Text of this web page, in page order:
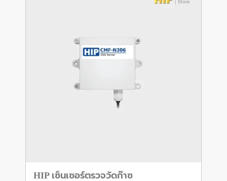
HIP เซ็นเซอร์ตรวจวัดก๊าซ